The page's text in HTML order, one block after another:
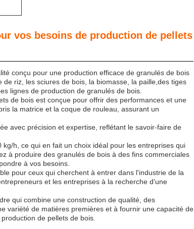
vos besoins de production de pellets
conçu pour une production efficace de granulés de bois
riz, les sciures de bois, la biomasse, la paille,des tiges
lignes de production de granulés de bois.
de bois est conçue pour offrir des performances et une
la matrice et la coque de rouleau, assurant un
avec précision et expertise, reflétant le savoir-faire de
h, ce qui en fait un choix idéal pour les entreprises qui
à produire des granulés de bois à des fins commerciales
à vos besoins.
pour ceux qui cherchent à entrer dans l'industrie de la
et les entreprises à la recherche d'une
qui combine une construction de qualité, des
variété de matières premières et à fournir une capacité de
de pellets de bois.